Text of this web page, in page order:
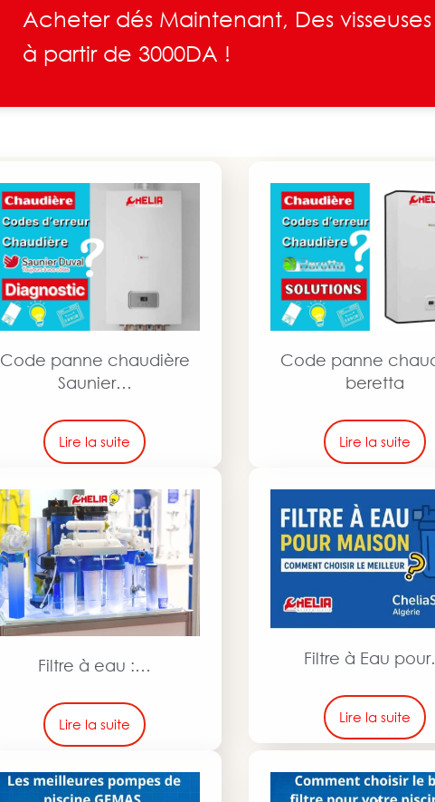
Acheter dés Maintenant, Des
à partir de 3000DA !
Code panne chaudière
Saunier…
Lire la suite
Code panne
beretta
Lire la suite
Filtre à eau :…
Lire la suite
Filtre à Eau
Lire la suite